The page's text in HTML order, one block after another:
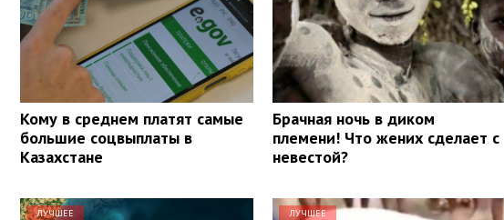
Кому в среднем платят самые
большие соцвыплаты в
Казахстане
Брачная ночь в диком
племени! Что жених сделает с
невестой?
ЛУЧШЕЕ ЛУЧШЕЕ